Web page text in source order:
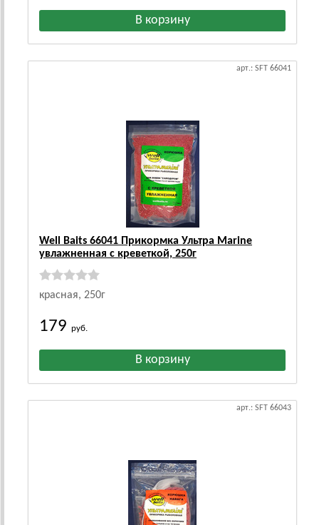
арт.: SFT 66041
Well Baits 66041 Прикормка Ультра Marine
увлажненная с креветкой, 250г
красная, 250г
179 руб.
арт.: SFT 66043